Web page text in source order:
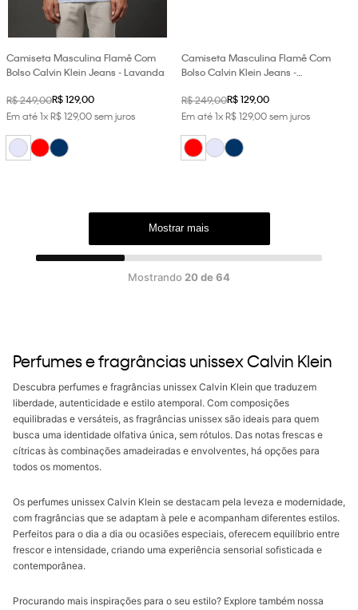
Camiseta Masculina Flamê Com
Bolso Calvin Klein Jeans - Lavanda
R$249,00R$129,00
Em até1xR$129,00sem juros
Camiseta Masculina Flamê Com
Bolso Calvin Klein Jeans -
R$249,00R$129,00
Em até1xR$129,00sem juros
Mostrar mais
Mostrando 20 de 64
Perfumes e fragrâncias unissex Calvin Klein
Descubra perfumes e fragrâncias unissex Calvin Klein que traduzem
liberdade, autenticidade e estilo atemporal. Com composições
equilibradas e versáteis, as fragrâncias unissex são ideais para quem
busca uma identidade olfativa única, sem rótulos. Das notas frescas e
cítricas às combinações amadeiradas e envolventes, há opções para
todos os momentos.
Os perfumes unissex Calvin Klein se destacam pela leveza e modernidade,
com fragrâncias que se adaptam à pele e acompanham diferentes estilos.
Perfeitos para o dia a dia ou ocasiões especiais, oferecem equilíbrio entre
frescor e intensidade, criando uma experiência sensorial sofisticada e
contemporânea.
Procurando mais inspirações para o seu estilo? Explore também nossa